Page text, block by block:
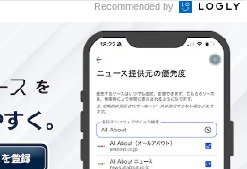
5位までの全ランキング結果を見
Recommended by